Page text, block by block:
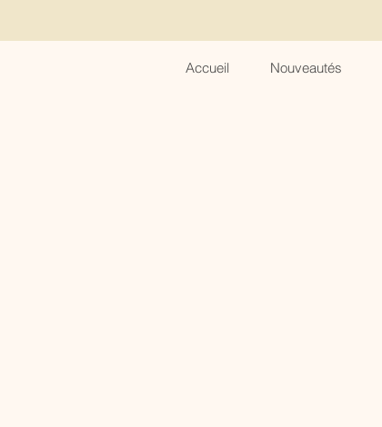
Accueil Nouveautés